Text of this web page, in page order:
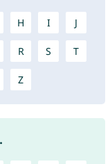
H I J
R S T
Z